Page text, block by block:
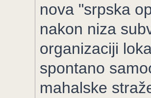
nova "srpska
nakon niza
organizaciji
spontano
mahalske